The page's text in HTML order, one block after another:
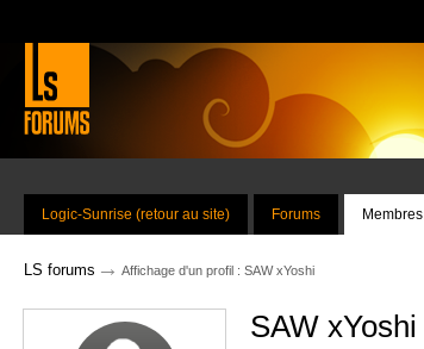
Logic-Sunrise (retour au site) Forums Membres
LS forums → Affichage d'un profil : SAW xYoshi
SAW xYoshi